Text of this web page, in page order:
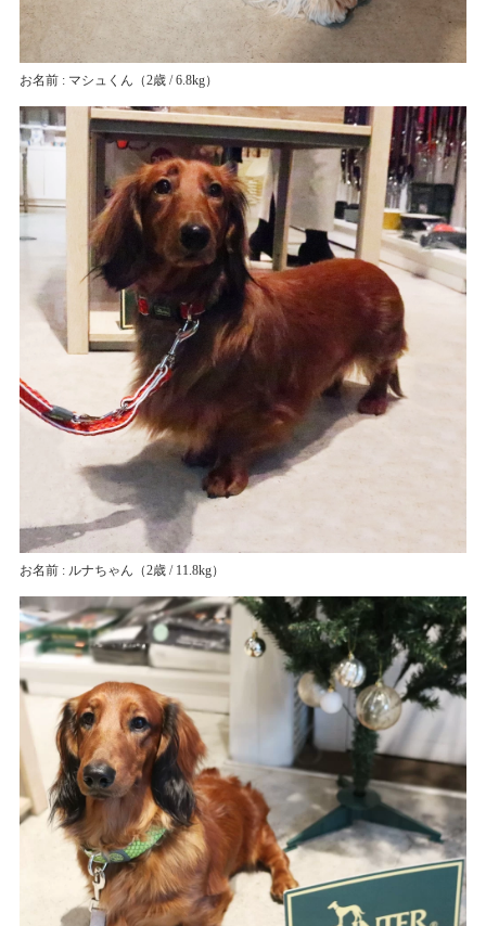
お名前 : マシュくん （2歳 / 6.8kg）
お名前 : ルナちゃん （2歳 / 11.8kg）